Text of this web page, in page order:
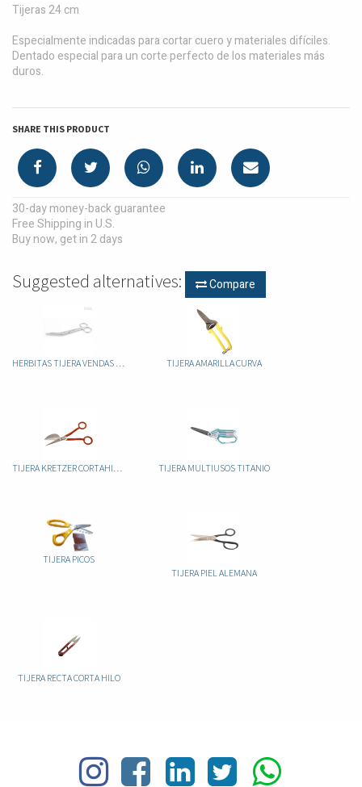
Tijeras 24 cm
Especialmente indicadas para cortar cuero y materiales difíciles.
Dentado especial para un corte perfecto de los materiales más
duros.
SHARE THIS PRODUCT
30-day money-back guarantee
Free Shipping in U.S.
Buy now, get in 2 days
Suggested alternatives: Compare
TIJERA AMARILLA CURVA
TIJERA MULTIUSOS TITANIO
TIJERA PICOS
TIJERA PIEL ALEMANA
TIJERA RECTA CORTA HILO